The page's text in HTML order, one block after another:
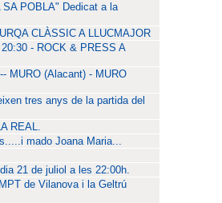
SA POBLA" Dedicat a la
CLÀSSIC A LLUCMAJOR
- ROCK & PRESS A
MURO (Alacant) - MURO
tres anys de la partida del
REAL.
mado Joana Maria...
21 de juliol a les 22:00h.
de Vilanova i la Geltrú